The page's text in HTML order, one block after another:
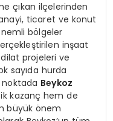
çıkan ilçelerinden
ticaret ve konut
bölgeler
inşaat
projeleri ve
sayıda hurda
noktada Beykoz
kazanç hem de
büyük önem